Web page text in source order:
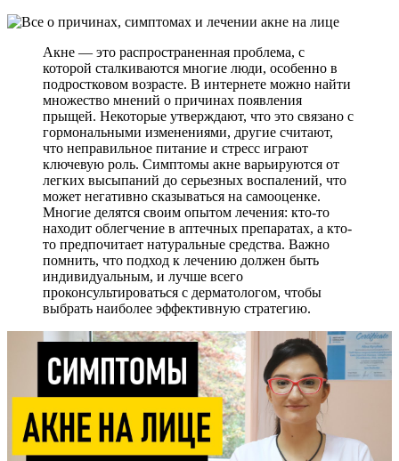
Акне — это распространенная проблема, с
которой сталкиваются многие люди, особенно в
подростковом возрасте. В интернете можно найти
множество мнений о причинах появления
прыщей. Некоторые утверждают, что это связано с
гормональными изменениями, другие считают,
что неправильное питание и стресс играют
ключевую роль. Симптомы акне варьируются от
легких высыпаний до серьезных воспалений, что
может негативно сказываться на самооценке.
Многие делятся своим опытом лечения: кто-то
находит облегчение в аптечных препаратах, а кто-
то предпочитает натуральные средства. Важно
помнить, что подход к лечению должен быть
индивидуальным, и лучше всего
проконсультироваться с дерматологом, чтобы
выбрать наиболее эффективную стратегию.